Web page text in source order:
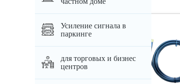
Усиление сигнала в
паркинге
для торговых и бизнес
центров